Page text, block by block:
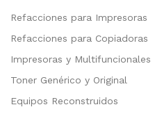
Refacciones para Impresoras
Refacciones para Copiadoras
Impresoras y Multifuncionales
Toner Genérico y Original
Equipos Reconstruidos